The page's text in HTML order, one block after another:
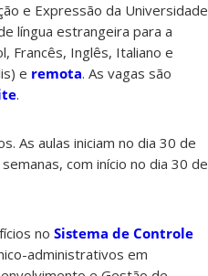
e Expressão da Universidade
língua estrangeira para a
Francês, Inglês, Italiano e
e remota. As vagas são
.
As aulas iniciam no dia 30 de
com início no dia 30 de
no Sistema de Controle
administrativos em